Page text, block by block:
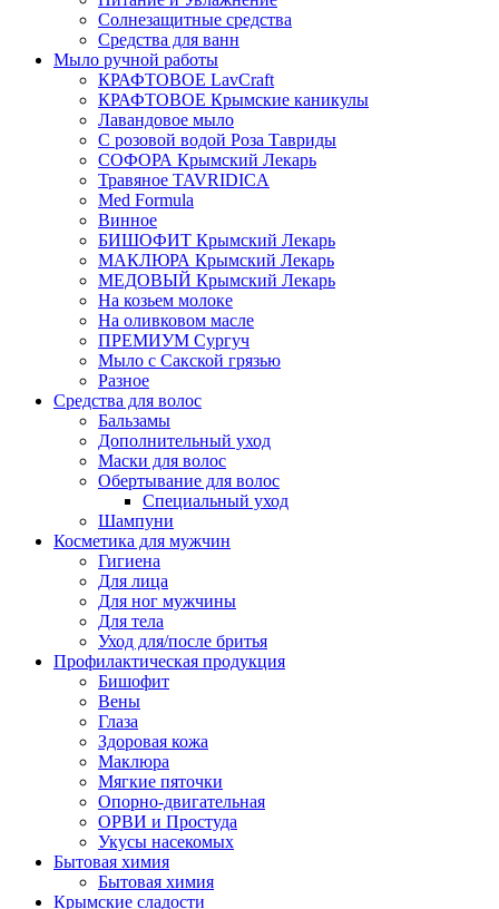
Солнезащитные средства
Средства для ванн
Мыло ручной работы
КРАФТОВОЕ LavCraft
КРАФТОВОЕ Крымские каникулы
Лавандовое мыло
С розовой водой Роза Тавриды
СОФОРА Крымский Лекарь
Травяное TAVRIDICA
Med Formula
Винное
БИШОФИТ Крымский Лекарь
МАКЛЮРА Крымский Лекарь
МЕДОВЫЙ Крымский Лекарь
На козьем молоке
На оливковом масле
ПРЕМИУМ Сургуч
Мыло с Сакской грязью
Разное
Средства для волос
Бальзамы
Дополнительный уход
Маски для волос
Обертывание для волос
Специальный уход
Шампуни
Косметика для мужчин
Гигиена
Для лица
Для ног мужчины
Для тела
Уход для/после бритья
Профилактическая продукция
Бишофит
Вены
Глаза
Здоровая кожа
Маклюра
Мягкие пяточки
Опорно-двигательная
ОРВИ и Простуда
Укусы насекомых
Бытовая химия
Бытовая химия
Крымские сладости